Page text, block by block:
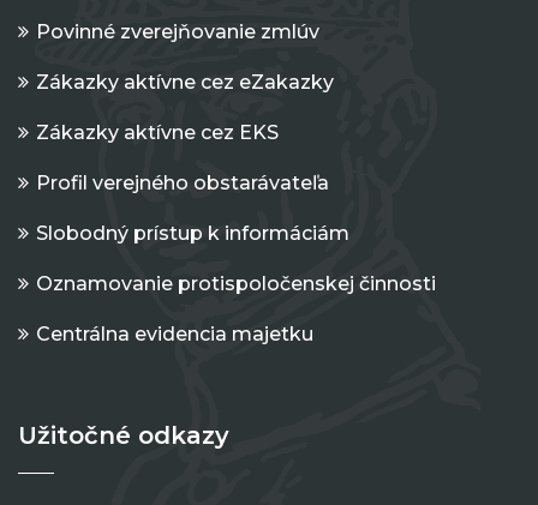
Povinné zverejňovanie zmlúv
Zákazky aktívne cez eZakazky
Zákazky aktívne cez EKS
Profil verejného obstarávateľa
Slobodný prístup k informáciám
Oznamovanie protispoločenskej činnosti
Centrálna evidencia majetku
Užitočné odkazy